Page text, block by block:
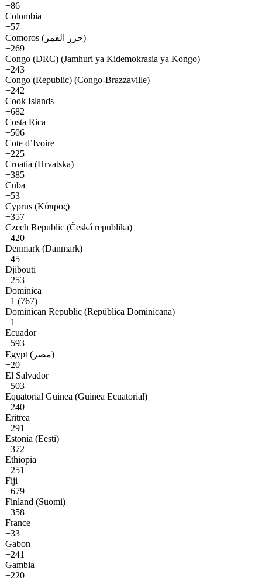
+86
Colombia
+57
Comoros (جزر القمر)
+269
Congo (DRC) (Jamhuri ya Kidemokrasia ya Kongo)
+243
Congo (Republic) (Congo-Brazzaville)
+242
Cook Islands
+682
Costa Rica
+506
Cote d’Ivoire
+225
Croatia (Hrvatska)
+385
Cuba
+53
Cyprus (Κύπρος)
+357
Czech Republic (Česká republika)
+420
Denmark (Danmark)
+45
Djibouti
+253
Dominica
+1 (767)
Dominican Republic (República Dominicana)
+1
Ecuador
+593
Egypt (مصر)
+20
El Salvador
+503
Equatorial Guinea (Guinea Ecuatorial)
+240
Eritrea
+291
Estonia (Eesti)
+372
Ethiopia
+251
Fiji
+679
Finland (Suomi)
+358
France
+33
Gabon
+241
Gambia
+220